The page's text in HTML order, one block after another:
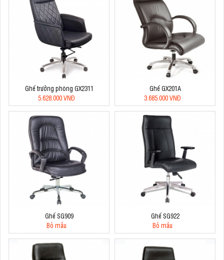
Ghế trưởng phòng GX2311
5.628.000 VNĐ
Ghế GX201A
3.685.000 VNĐ
Ghế SG909
Bỏ mẫu
Ghế SG922
Bỏ mẫu